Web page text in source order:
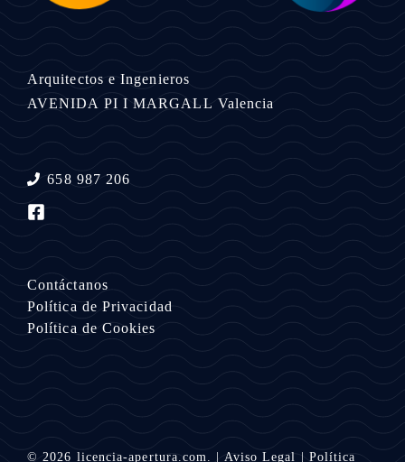
Arquitectos e Ingenieros
AVENIDA PI I MARGALL Valencia
658 987 206
Contáctanos
Política de Privacidad
Política de Cookies
© 2026 licencia-apertura.com. Aviso Legal Política